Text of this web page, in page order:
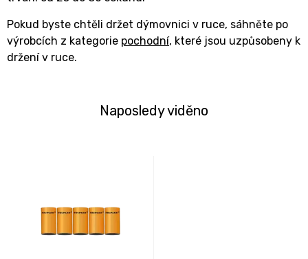
Pokud byste chtěli držet dýmovnici v ruce, sáhněte po
výrobcích z kategorie pochodní, které jsou uzpůsobeny k
držení v ruce.
Naposledy viděno